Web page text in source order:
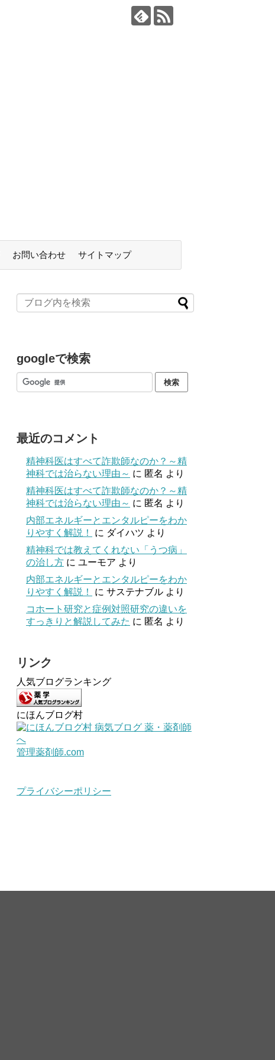
お問い合わせ サイトマップ
googleで検索
最近のコメント
精神科医はすべて詐欺師なのか？～精
神科では治らない理由～ に 匿名 より
精神科医はすべて詐欺師なのか？～精
神科では治らない理由～ に 匿名 より
内部エネルギーとエンタルピーをわか
りやすく解説！
に ダイハツ より
精神科では教えてくれない「うつ病」
の治し方 に ユーモア より
内部エネルギーとエンタルピーをわか
りやすく解説！
に サステナブル より
コホート研究と症例対照研究の違いを
すっきりと解説してみた に 匿名 より
リンク
人気ブログランキング
にほんブログ村
管理薬剤師.com
プライバシーポリシー